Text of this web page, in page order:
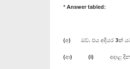
* Answer tabled:
(අ) ඔව්. එය අදියර 3ක්
(ආ) (i) අදාළ දිනයන්